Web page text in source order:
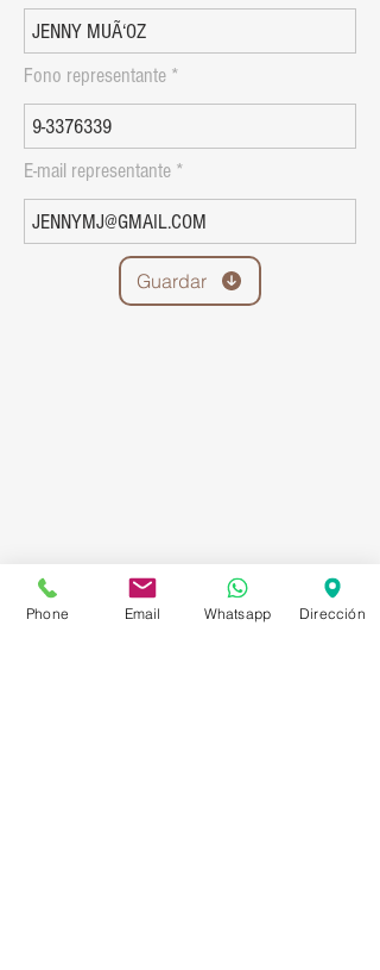
Fono representante
E-mail representante
Guardar
Phone Email Whatsapp Dirección